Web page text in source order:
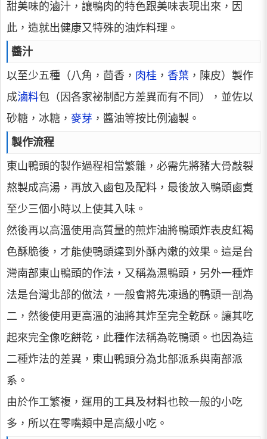
甜美味的滷汁，讓鴨肉的特色跟美味表現出來，因
此，造就出健康又特殊的油炸料理。
醬汁
以至少五種（八角，茴香， 肉桂 ， 香葉 ，陳皮）製作
成滷料包（因各家袐制配方差異而有不同），並佐以
砂糖，冰糖， 麥芽 ，醬油等按比例滷製。
製作流程
東山鴨頭的製作過程相當繁雜，必需先將豬大骨敲裂
熬製成高湯，再放入鹵包及配料，最後放入鴨頭鹵煑
至少三個小時以上使其入味。
然後再以高溫使用高質量的煎炸油將鴨頭炸表皮紅褐
色酥脆後，才能使鴨頭達到外酥內嫩的效果。這是台
灣南部東山鴨頭的作法，又稱為濕鴨頭，另外一種炸
法是台灣北部的做法，一般會將先凍過的鴨頭一剖為
二，然後使用更高溫的油將其炸至完全乾酥。讓其吃
起來完全像吃餅乾，此種作法稱為乾鴨頭。也因為這
二種炸法的差異，東山鴨頭分為北部派系與南部派
系。
由於作工繁複，運用的工具及材料也較一般的小吃
多，所以在零嘴類中是高級小吃。